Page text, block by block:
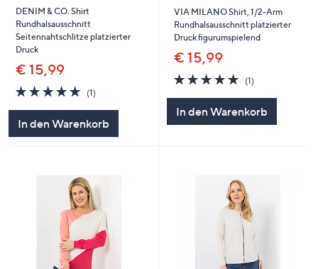
DENIM & CO. Shirt
Rundhalsausschnitt
Seitennahtschlitze platzierter
Druck
€ 15,99
5.0
von
(1)
In den Warenkorb
VIA MILANO Shirt, 1/2-Arm
Rundhalsausschnitt platzierter
Druck figurumspielend
€ 15,99
5.0
von
(1)
In den Warenkorb